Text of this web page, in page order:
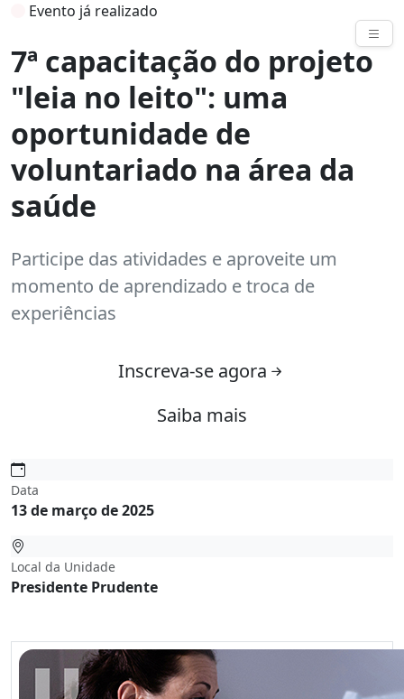
Evento já realizado
7ª capacitação do projeto
"leia no leito": uma
oportunidade de
voluntariado na área da
saúde
Participe das atividades e aproveite um
momento de aprendizado e troca de
experiências
Inscreva-se agora
Saiba mais
Data
13 de março de 2025
Local da Unidade
Presidente Prudente